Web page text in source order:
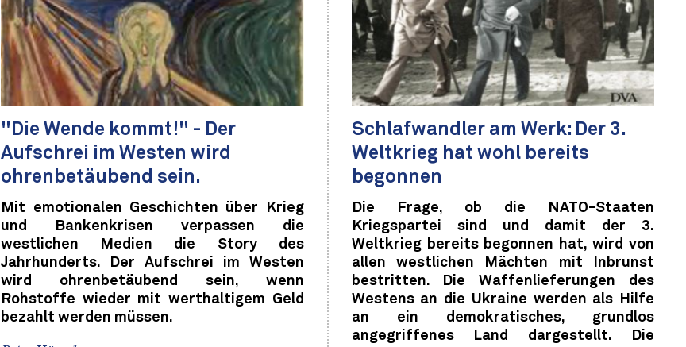
"Die Wende kommt!" - Der
Aufschrei im Westen wird
ohrenbetäubend sein.
Mit emotionalen Geschichten über Krieg
und Bankenkrisen verpassen die
westlichen Medien die Story des
Jahrhunderts. Der Aufschrei im Westen
wird ohrenbetäubend sein, wenn
Rohstoffe wieder mit werthaltigem Geld
bezahlt werden müssen.
Schlafwandler am Werk: Der 3.
Weltkrieg hat wohl bereits
begonnen
Die Frage, ob die NATO-Staaten
Kriegspartei sind und damit der 3.
Weltkrieg bereits begonnen hat, wird von
allen westlichen Mächten mit Inbrunst
bestritten. Die Waffenlieferungen des
Westens an die Ukraine werden als Hilfe
an ein demokratisches, grundlos
angegriffenes Land dargestellt. Die